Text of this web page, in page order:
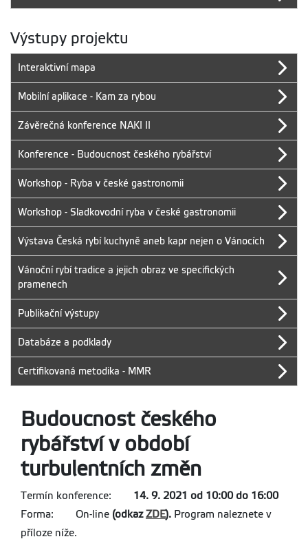
Výstupy projektu
Interaktivní mapa
Mobilní aplikace - Kam za rybou
Závěrečná konference NAKI II
Konference - Budoucnost českého rybářství
Workshop - Ryba v české gastronomii
Workshop - Sladkovodní ryba v české gastronomii
Výstava Česká rybí kuchyně aneb kapr nejen o Vánocích
Vánoční rybí tradice a jejich obraz ve specifických
pramenech
Publikační výstupy
Databáze a podklady
Certifikovaná metodika - MMR
Budoucnost českého
rybářství v období
turbulentních změn
Termín konference: 14. 9. 2021 od 10:00 do 16:00
Forma: On-line (odkazZDE). Program naleznete v
příloze níže.